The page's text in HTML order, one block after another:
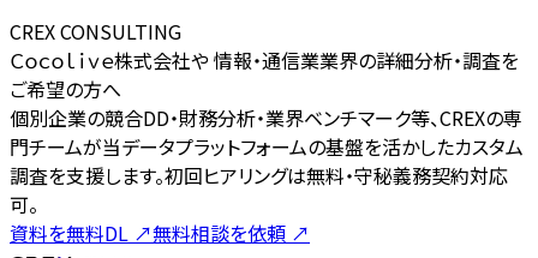
CREX CONSULTING
Ｃｏｃｏｌｉｖｅ株式会社や 情報・通信業業界の詳細分析・調査を
ご希望の方へ
個別企業の競合DD・財務分析・業界ベンチマーク等、CREXの専
門チームが当データプラットフォームの基盤を活かしたカスタム
調査を支援します。初回ヒアリングは無料・守秘義務契約対応
可。
資料を無料DL ↗無料相談を依頼 ↗